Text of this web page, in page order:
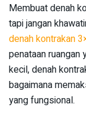
Membuat denah
tapi jangan
denah kontrakan
penataan ruangan
kecil, denah
bagaimana
yang fungsional.